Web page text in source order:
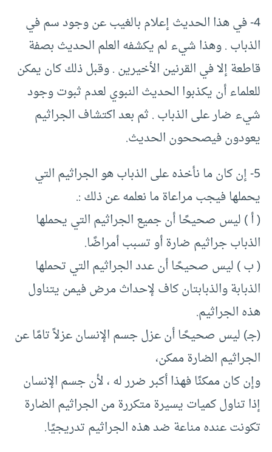
4- في هذا الحديث إعلام بالغيب عن وجود سم في
الذباب . وهذا شيء لم يكشفه العلم الحديث بصفة
قاطعة إلا في القرنين الأخيرين . وقبل ذلك كان يمكن
للعلماء أن يكذبوا الحديث النبوي لعدم ثبوت وجود
شيء ضار على الذباب . ثم بعد اكتشاف الجراثيم
يعودون فيصححون الحديث.
5- إن كان ما نأخذه على الذباب هو الجراثيم التي
يحملها فيجب مراعاة ما نعلمه عن ذلك :.
( أ ) ليس صحيحًا أن جميع الجراثيم التي يحملها
الذباب جراثيم ضارة أو تسبب أمراضًا.
( ب ) ليس صحيحًا أن عدد الجراثيم التي تحملها
الذبابة والذبابتان كاف لإحداث مرض فيمن يتناول
هذه الجراثيم.
(جـ) ليس صحيحًا أن عزل جسم الإنسان عزلاً تامًا عن
الجراثيم الضارة ممكن،
وإن كان ممكنًا فهذا أكبر ضرر له ، لأن جسم الإنسان
إذا تناول كميات يسيرة متكررة من الجراثيم الضارة
تكونت عنده مناعة ضد هذه الجراثيم تدريجيًا.